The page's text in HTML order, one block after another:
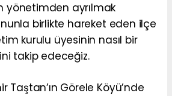
yönetimden ayrılmak
birlikte hareket eden ilçe
kurulu üyesinin nasıl bir
takip edeceğiz.
Taştan’ın Görele Köyü’nde